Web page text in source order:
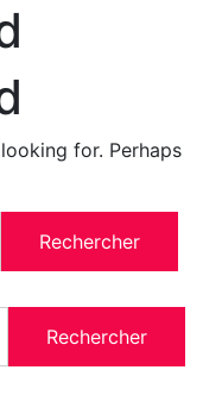
for. Perhaps